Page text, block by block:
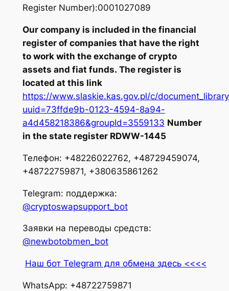
Register Number):0001027089
Our company is included in the financial
register of companies that have the right
to work with the exchange of crypto
assets and fiat funds. The register is
located at this link
https://www.slaskie.kas.gov.pl/c/
uuid=73ffde9b-0123-4594-8a94-
a4d458218386&groupId=3559133 Number
in the state register RDWW-1445
Телефон: +48226022762, +48729459074,
+48722759871, +380635861262
Telegram: поддержка:
@cryptoswapsupport_bot
Заявки на переводы средств:
@newbotobmen_bot
Наш бот Telegram для обмена здесь <<<<
WhatsApp: +48722759871